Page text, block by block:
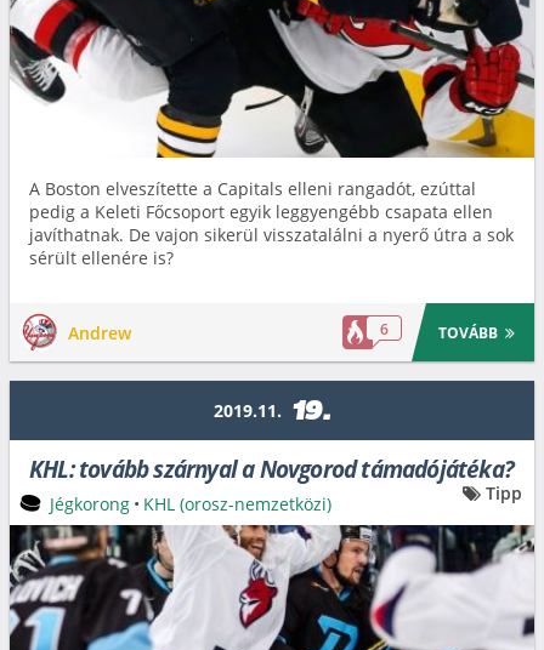
A Boston elveszítette a Capitals elleni rangadót, ezúttal
pedig a Keleti Főcsoport egyik leggyengébb csapata ellen
javíthatnak. De vajon sikerül visszatalálni a nyerő útra a sok
sérült ellenére is?
Andrew 6 TOVÁBB
2019.11. 19.
KHL: tovább szárnyal a Novgorod támadójátéka?
Jégkorong • KHL (orosz-nemzetközi) Tipp